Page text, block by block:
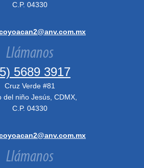
C.P. 04330
Llámanos
5689 3917
Cruz Verde #81
del niño Jesús, CDMX,
C.P. 04330
Llámanos